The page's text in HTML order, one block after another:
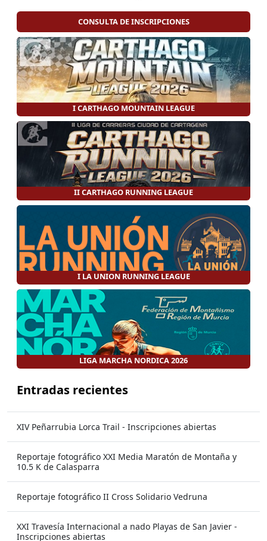
CONSULTA DE INSCRIPCIONES
I CARTHAGO MOUNTAIN LEAGUE
II CARTHAGO RUNNING LEAGUE
I LA UNION RUNNING LEAGUE
LIGA MARCHA NORDICA 2026
Entradas recientes
XIV Peñarrubia Lorca Trail - Inscripciones abiertas
Reportaje fotográfico XXI Media Maratón de Montaña y
10.5 K de Calasparra
Reportaje fotográfico II Cross Solidario Vedruna
XXI Travesía Internacional a nado Playas de San Javier -
Inscripciones abiertas